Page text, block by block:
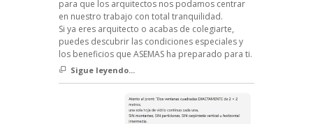
para que los arquitectos nos podamos centrar
en nuestro trabajo con total tranquilidad.
Si ya eres arquitecto o acabas de colegiarte,
puedes descubrir las condiciones especiales y
los beneficios que ASEMAS ha preparado para ti.
Sigue leyendo...